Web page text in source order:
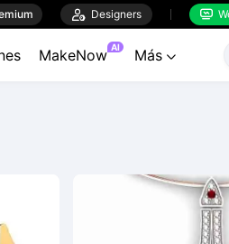
 Designers 
MakeNow AI Más 